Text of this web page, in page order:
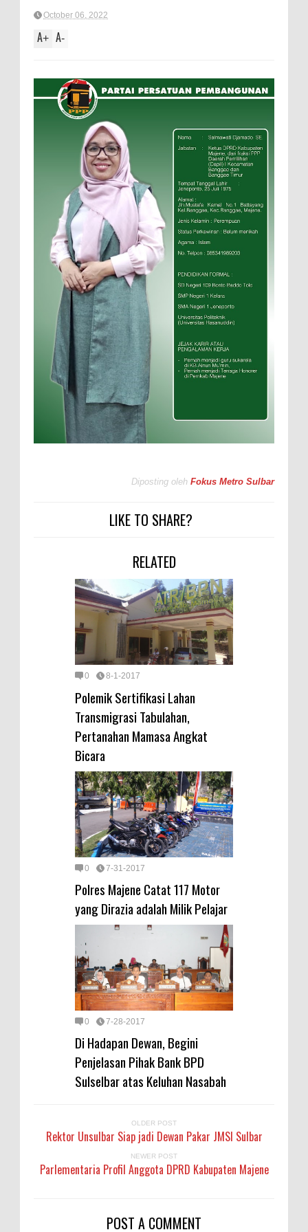
October 06, 2022
A+ A-
Diposting oleh Fokus Metro Sulbar
LIKE TO SHARE?
RELATED
0 8-1-2017
Polemik Sertifikasi Lahan
Transmigrasi Tabulahan,
Pertanahan Mamasa Angkat
Bicara
0 7-31-2017
Polres Majene Catat 117 Motor
yang Dirazia adalah Milik Pelajar
0 7-28-2017
Di Hadapan Dewan, Begini
Penjelasan Pihak Bank BPD
Sulselbar atas Keluhan Nasabah
OLDER POST
Rektor Unsulbar Siap jadi Dewan Pakar JMSI Sulbar
NEWER POST
Parlementaria Profil Anggota DPRD Kabupaten Majene
POST A COMMENT